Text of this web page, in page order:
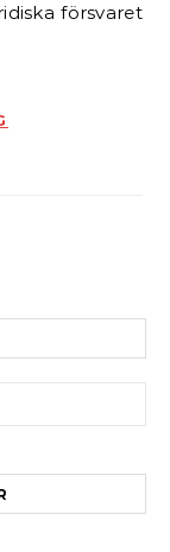
försvaret